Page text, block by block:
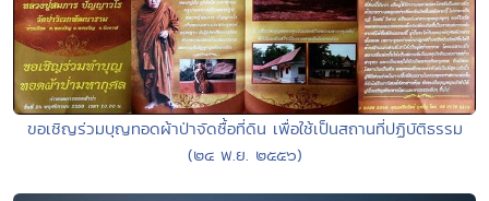
ขอเชิญร่วมบุญทอดผ้าป่าจัดซื้อที่ดิน เพื่อใช้เป็นสถานที่ปฏิบัติธรรม
(๒๔ พ.ย. ๒๕๕๖)